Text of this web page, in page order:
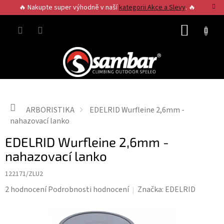
na
obsah
🔥 Nakupte super výhodně v našíkategorii Akce a Slevy. 🔥
Domů
ARBORISTIKA
EDELRID Wurfleine 2,6mm -
nahazovací lanko
EDELRID Wurfleine 2,6mm -
nahazovací lanko
122171/ZLU2
Průměrné
2 hodnoceníPodrobnosti hodnocení Značka: EDELRID